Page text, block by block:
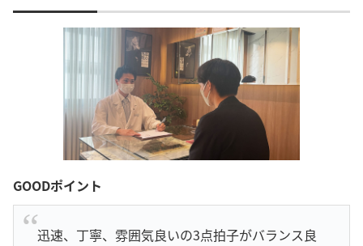
GOODポイント
迅速、丁寧、雰囲気良いの3点拍子がバランス良